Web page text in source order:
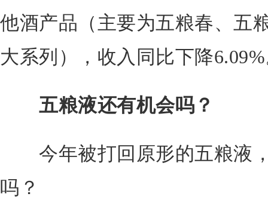
他酒产品（主要为五粮春、五
大系列），收入同比下降
五粮液还有机会吗？
今年被打回原形的五粮液
吗？